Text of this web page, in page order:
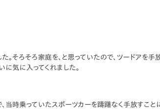
そろそろ家庭を、と思っていたので、ツードアを手
気に入ってくれました。
当時乗っていたスポーツカーを躊躇なく手放すこと